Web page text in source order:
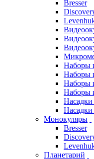
Bresser
Наборы
Наборы
Наборы
Наборы
Монокуляры
Bresser
Планетарий